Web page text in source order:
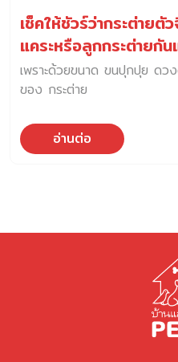
เช็คให้ชัวร์ว่ากระต่ายตั
แคระหรือลูกกระต่ายกั
เพราะด้วยขนาด ขนปุกปุย ดว
ของ กระต่าย
อ่านต่อ